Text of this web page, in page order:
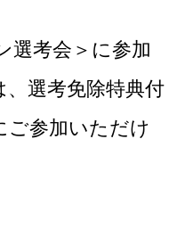
選考会＞に参加
選考免除特典付
ご参加いただけ